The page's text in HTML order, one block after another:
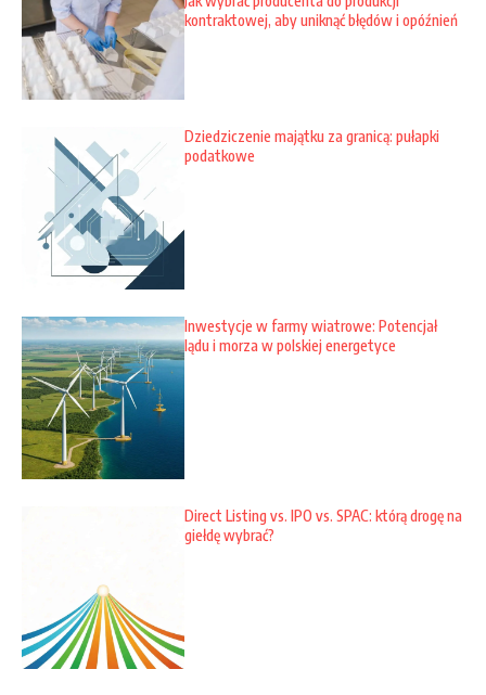
kontraktowej, aby uniknąć błędów i opóźnień
Dziedziczenie majątku za granicą: pułapki
podatkowe
Inwestycje w farmy wiatrowe: Potencjał
lądu i morza w polskiej energetyce
Direct Listing vs. IPO vs. SPAC: którą drogę na
giełdę wybrać?